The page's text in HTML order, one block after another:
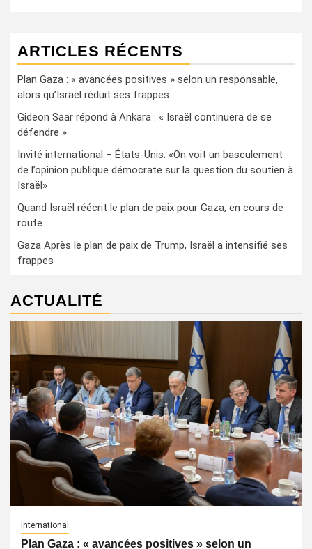
ARTICLES RÉCENTS
Plan Gaza : « avancées positives » selon un responsable,
alors qu’Israël réduit ses frappes
Gideon Saar répond à Ankara : « Israël continuera de se
défendre »
Invité international – États-Unis: «On voit un basculement
de l’opinion publique démocrate sur la question du soutien à
Israël»
Quand Israël réécrit le plan de paix pour Gaza, en cours de
route
Gaza Après le plan de paix de Trump, Israël a intensifié ses
frappes
ACTUALITÉ
International
Plan Gaza : « avancées positives » selon un